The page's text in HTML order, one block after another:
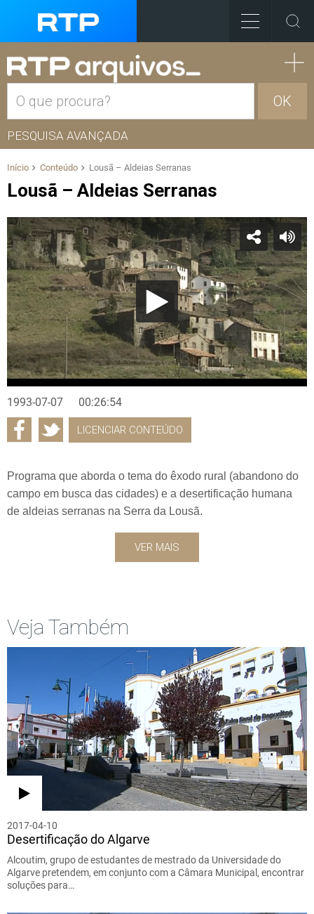
OK
PESQUISA AVANÇADA
Início Conteúdo Lousã – Aldeias Serranas
Lousã – Aldeias Serranas
1993-07-07 00:26:54
LICENCIAR CONTEÚDO
Programa que aborda o tema do êxodo rural (abandono do
campo em busca das cidades) e a desertificação humana
de aldeias serranas na Serra da Lousã.
VER MAIS
Veja Também
2017-04-10
Desertificação do Algarve
Alcoutim, grupo de estudantes de mestrado da Universidade do
Algarve pretendem, em conjunto com a Câmara Municipal, encontrar
soluções para…